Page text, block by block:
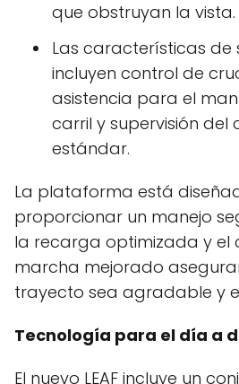
que obstruyan la vista.
Las características de
incluyen control de
asistencia para el
carril y supervisión
estándar.
La plataforma está
proporcionar un manejo
la recarga optimizada y el
marcha mejorado
trayecto sea agradable y
Tecnología para el día a
El nuevo LEAF incluye un